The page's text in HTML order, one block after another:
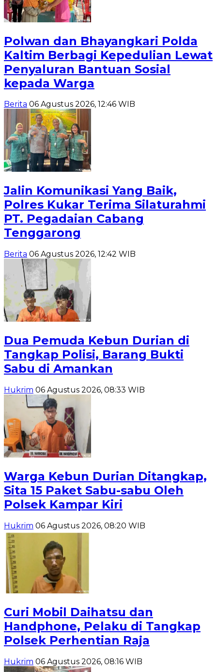
Polwan dan Bhayangkari Polda
Kaltim Berbagi Kepedulian Lewat
Penyaluran Bantuan Sosial
kepada Warga
Berita 06 Agustus 2026, 12:46 WIB
Jalin Komunikasi Yang Baik,
Polres Kukar Terima Silaturahmi
PT. Pegadaian Cabang
Tenggarong
Berita 06 Agustus 2026, 12:42 WIB
Dua Pemuda Kebun Durian di
Tangkap Polisi, Barang Bukti
Sabu di Amankan
Hukrim 06 Agustus 2026, 08:33 WIB
Warga Kebun Durian Ditangkap,
Sita 15 Paket Sabu-sabu Oleh
Polsek Kampar Kiri
Hukrim 06 Agustus 2026, 08:20 WIB
Curi Mobil Daihatsu dan
Handphone, Pelaku di Tangkap
Polsek Perhentian Raja
Hukrim 06 Agustus 2026, 08:16 WIB